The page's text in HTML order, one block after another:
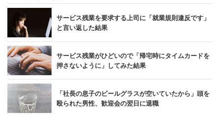
サービス残業を要求する上司に「就業規則違反です」
と言い返した結果
サービス残業がひどいので「帰宅時にタイムカードを
押さないように」してみた結果
「社長の息子のビールグラスが空いていたから」頭を
殴られた男性、歓迎会の翌日に退職